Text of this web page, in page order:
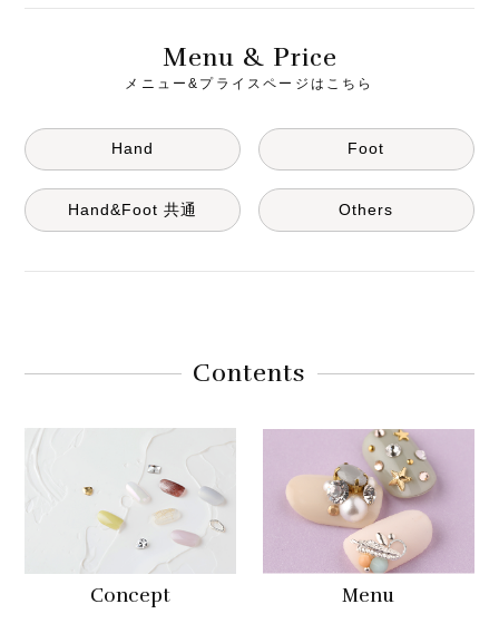
Menu & Price
メニュー&プライスページはこちら
Hand Foot
Hand&Foot 共通 Others
Contents
Concept Menu